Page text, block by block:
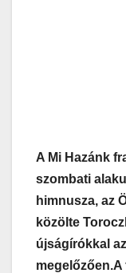
A Mi Hazánk
szombati
himnusza, az
közölte
újságírókkal
megelőzően.A